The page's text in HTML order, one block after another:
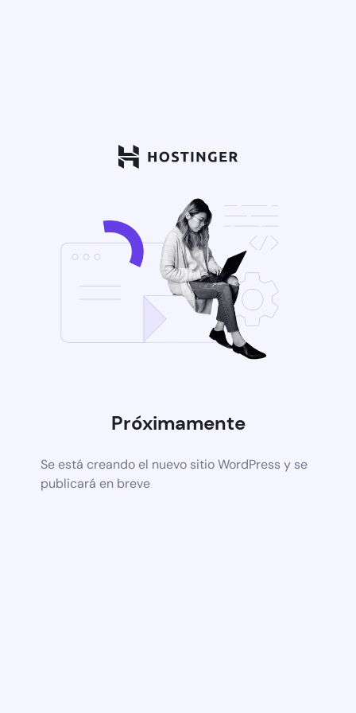
Próximamente
Se está creando el nuevo sitio WordPress y se
publicará en breve